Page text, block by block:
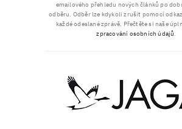
emailového přehledu nových článků po
odběru. Odběr lze kdykoli zrušit pomocí
každé odeslané zprávě. Přečtěte si naše
zpracování osobních údajů.